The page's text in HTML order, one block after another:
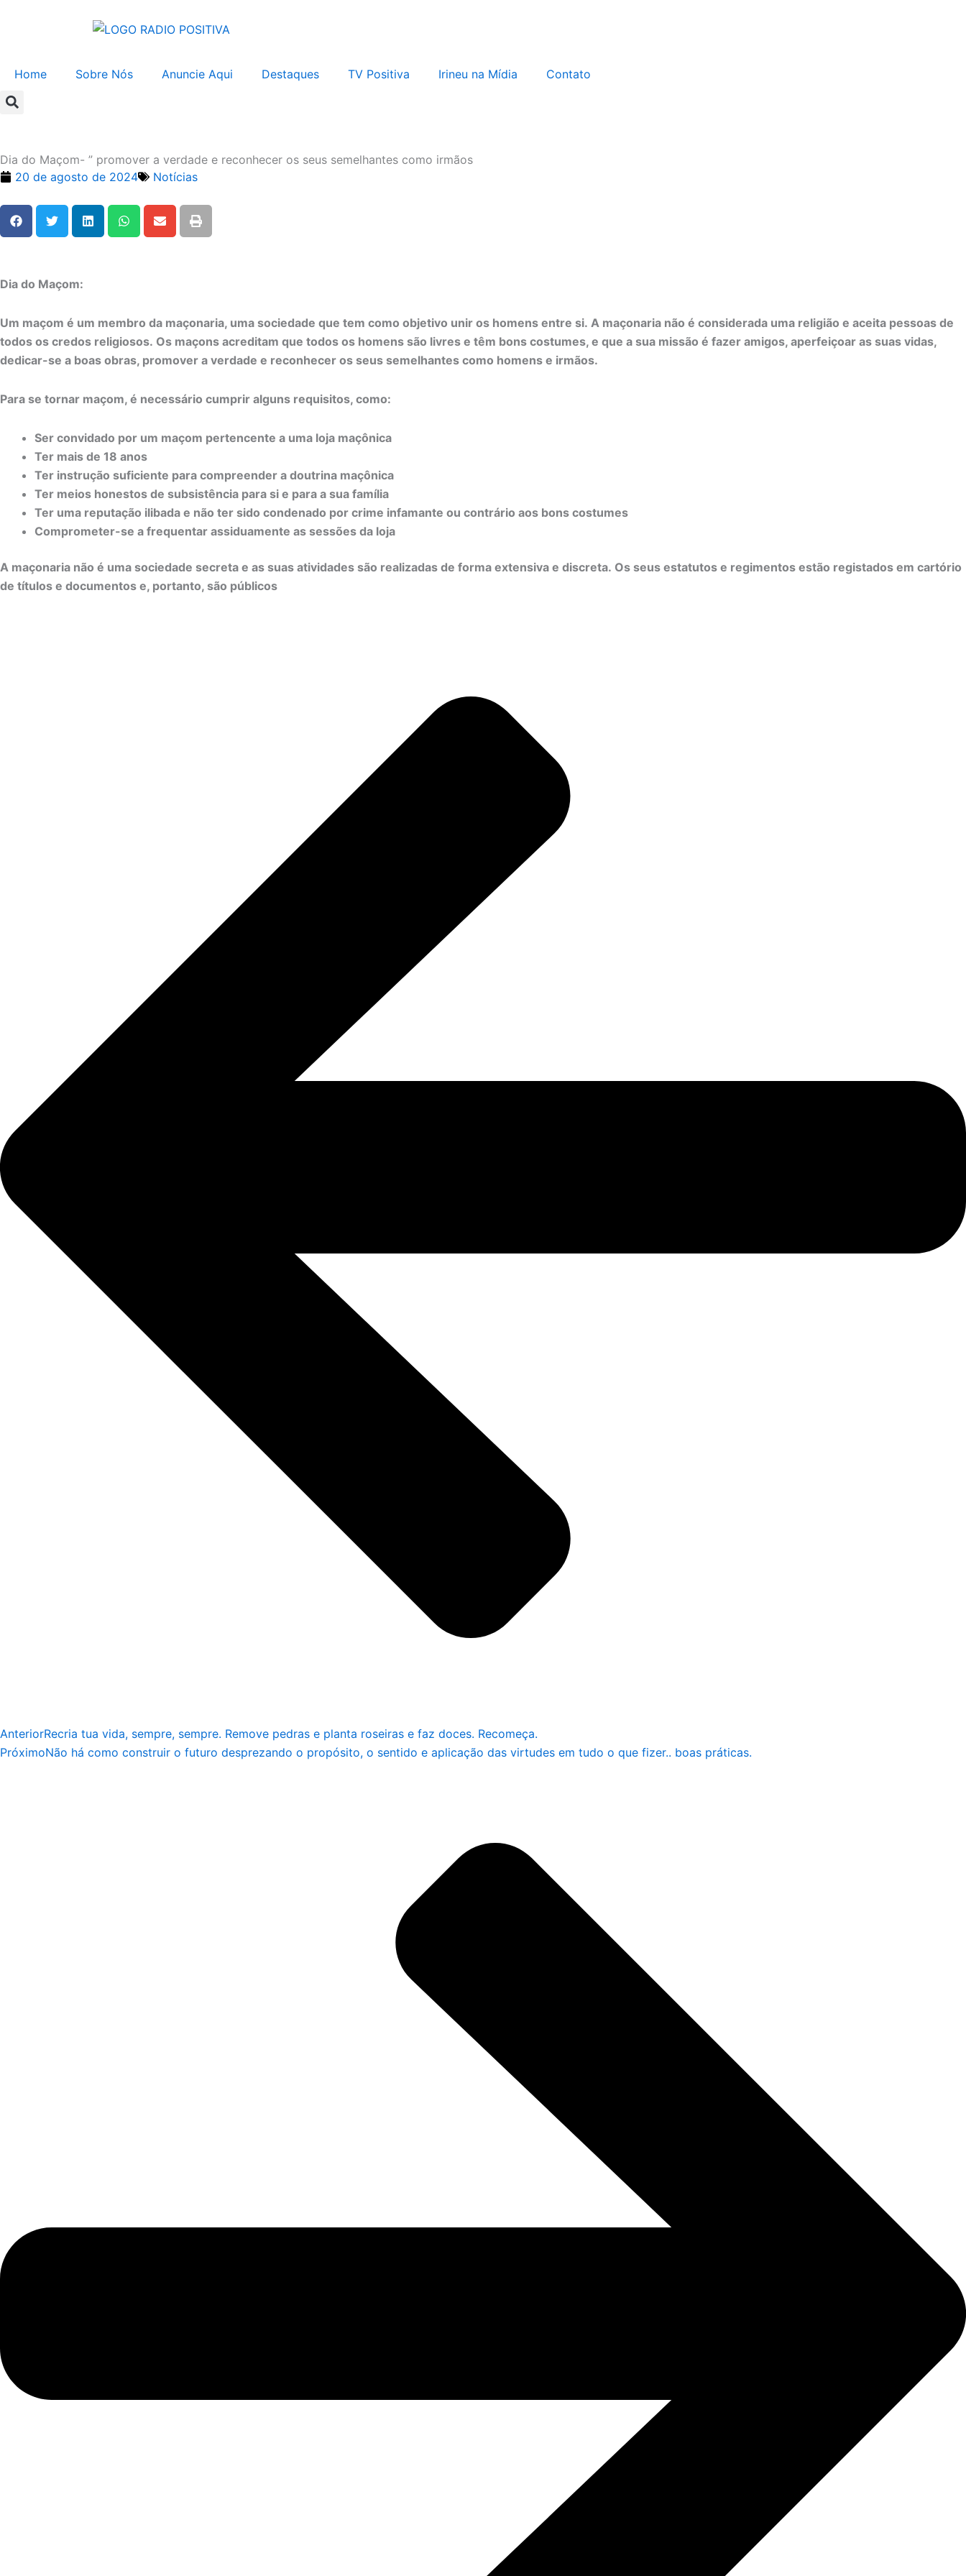
Home Sobre Nós Anuncie Aqui Destaques TV Positiva Irineu na Mídia Contato
Dia do Maçom- ” promover a verdade e reconhecer os seus semelhantes como irmãos
20 de agosto de 2024
Notícias
Dia do Maçom:
Um maçom é um membro da maçonaria, uma sociedade que tem como objetivo unir os homens entre si. A maçonaria não é considerada uma religião e aceita pessoas de
todos os credos religiosos. Os maçons acreditam que todos os homens são livres e têm bons costumes, e que a sua missão é fazer amigos, aperfeiçoar as suas vidas,
dedicar-se a boas obras, promover a verdade e reconhecer os seus semelhantes como homens e irmãos.
Para se tornar maçom, é necessário cumprir alguns requisitos, como:
Ser convidado por um maçom pertencente a uma loja maçônica
Ter mais de 18 anos
Ter instrução suficiente para compreender a doutrina maçônica
Ter meios honestos de subsistência para si e para a sua família
Ter uma reputação ilibada e não ter sido condenado por crime infamante ou contrário aos bons costumes
Comprometer-se a frequentar assiduamente as sessões da loja
A maçonaria não é uma sociedade secreta e as suas atividades são realizadas de forma extensiva e discreta. Os seus estatutos e regimentos estão registados em cartório
de títulos e documentos e, portanto, são públicos
AnteriorRecria tua vida, sempre, sempre. Remove pedras e planta roseiras e faz doces. Recomeça.
PróximoNão há como construir o futuro desprezando o propósito, o sentido e aplicação das virtudes em tudo o que fizer.. boas práticas.